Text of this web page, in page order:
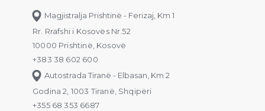
Magjistralja Prishtinë - Ferizaj, Km 1
Rr. Rrafshi i Kosovës Nr.52
10000 Prishtinë, Kosovë
+383 38 602 600
Autostrada Tiranë - Elbasan, Km 2
Godina 2, 1003 Tiranë, Shqipëri
+355 68 353 6687